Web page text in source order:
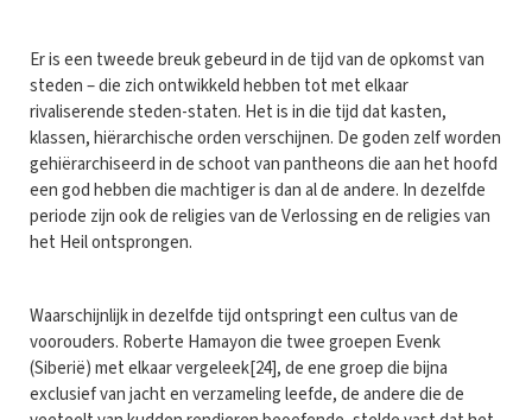
Er is een tweede breuk gebeurd in de tijd van de opkomst van
steden – die zich ontwikkeld hebben tot met elkaar
rivaliserende steden-staten. Het is in die tijd dat kasten,
klassen, hiërarchische orden verschijnen. De goden zelf worden
gehiërarchiseerd in de schoot van pantheons die aan het hoofd
een god hebben die machtiger is dan al de andere. In dezelf­de
periode zijn ook de religies van de Verlossing en de religies van
het Heil ontspron­gen.
Waarschijnlijk in dezelfde tijd ontspringt een cultus van de
voorouders. Roberte Hamayon die twee groepen Evenk
(Siberië) met elkaar vergeleek[24], de ene groep die bijna
exclusief van jacht en verzameling leefde, de andere die de